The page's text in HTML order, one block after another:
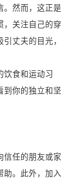
。然而，这正是
，关注自己的穿
丈夫的目光，
饮食和运动习
到你的独立和坚
信任的朋友或家
助。此外，加入